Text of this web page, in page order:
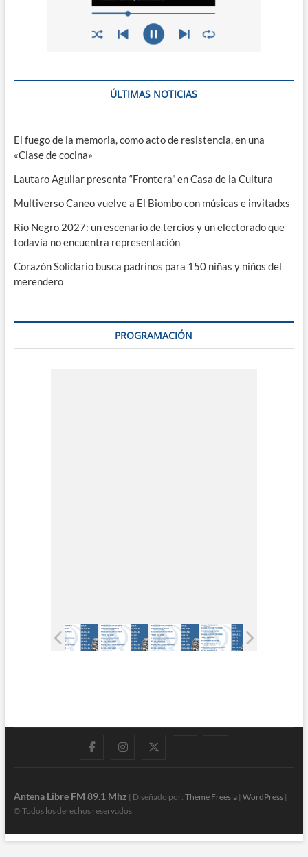
ÚLTIMAS NOTICIAS
El fuego de la memoria, como acto de resistencia, en una
«Clase de cocina»
Lautaro Aguilar presenta “Frontera” en Casa de la Cultura
Multiverso Caneo vuelve a El Biombo con músicas e invitadxs
Río Negro 2027: un escenario de tercios y un electorado que
todavía no encuentra representación
Corazón Solidario busca padrinos para 150 niñas y niños del
merendero
PROGRAMACIÓN
FacebookInstagram
Antena Libre FM 89.1 Mhz | Diseñado por: Theme Freesia| WordPress|
© Todos los derechos reservados